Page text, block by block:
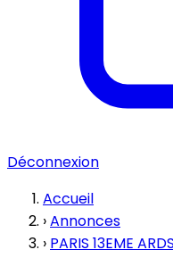
Déconnexion
Accueil
›Annonces
› PARIS 13EME